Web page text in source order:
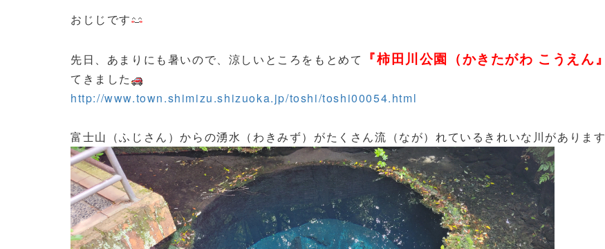
おじじです
先日、あまりにも暑いので、涼しいところをもとめて 『柿田川公園（かきたがわ こうえん』
てきました
http://www.town.shimizu.shizuoka.jp/toshi/toshi00054.html
富士山（ふじさん）からの湧水（わきみず）がたくさん流（なが）れているきれいな川があります